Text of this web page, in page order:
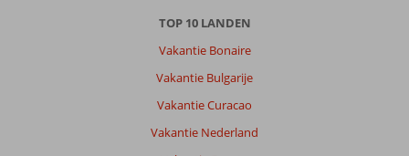
TOP 10 LANDEN
Vakantie Bonaire
Vakantie Bulgarije
Vakantie Curacao
Vakantie Nederland